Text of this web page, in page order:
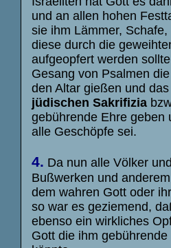
und an allen hohen
sie ihm Lämmer,
diese durch die
aufgeopfert werden
Gesang von Psalmen
den Altar gießen und
jüdischen Sakrifizia
gebührende Ehre geben
alle Geschöpfe sei.
4. Da nun alle Völker
Bußwerken und
dem wahren Gott oder
so war es geziemend,
ebenso ein wirkliches
Gott die ihm